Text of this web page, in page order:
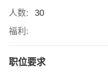
人数:
30
福利:
职位要求